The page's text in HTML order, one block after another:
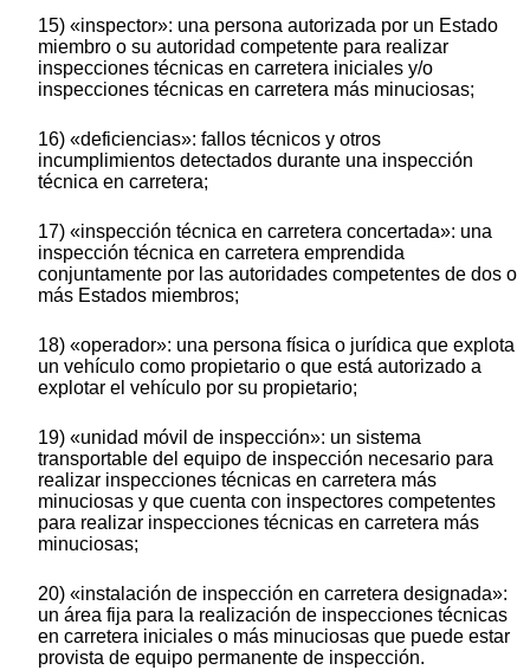
15) «inspector»: una persona autorizada por un Estado
miembro o su autoridad competente para realizar
inspecciones técnicas en carretera iniciales y/o
inspecciones técnicas en carretera más minuciosas;
16) «deficiencias»: fallos técnicos y otros
incumplimientos detectados durante una inspección
técnica en carretera;
17) «inspección técnica en carretera concertada»: una
inspección técnica en carretera emprendida
conjuntamente por las autoridades competentes de dos o
más Estados miembros;
18) «operador»: una persona física o jurídica que explota
un vehículo como propietario o que está autorizado a
explotar el vehículo por su propietario;
19) «unidad móvil de inspección»: un sistema
transportable del equipo de inspección necesario para
realizar inspecciones técnicas en carretera más
minuciosas y que cuenta con inspectores competentes
para realizar inspecciones técnicas en carretera más
minuciosas;
20) «instalación de inspección en carretera designada»:
un área fija para la realización de inspecciones técnicas
en carretera iniciales o más minuciosas que puede estar
provista de equipo permanente de inspección.